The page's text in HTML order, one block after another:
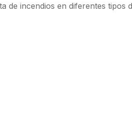
de incendios en diferentes tipos